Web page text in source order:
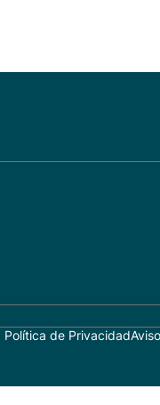
Política de Privacidad